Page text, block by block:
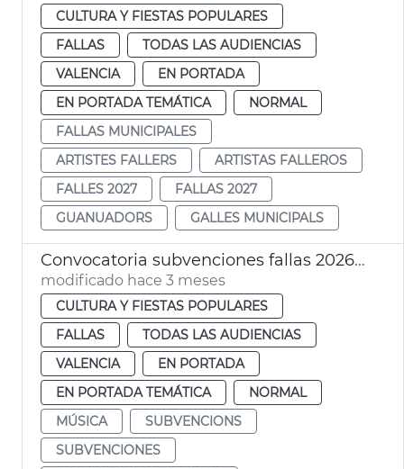
CULTURA Y FIESTAS POPULARES
FALLAS
TODAS LAS AUDIENCIAS
VALENCIA
EN PORTADA
EN PORTADA TEMÁTICA
NORMAL
FALLAS MUNICIPALES
ARTISTES FALLERS
ARTISTAS FALLEROS
FALLES 2027
FALLAS 2027
GUANUADORS
GALLES MUNICIPALS
Convocatoria subvenciones fallas 2026 agrupaciones musicales
modificado hace 3 meses
CULTURA Y FIESTAS POPULARES
FALLAS
TODAS LAS AUDIENCIAS
VALENCIA
EN PORTADA
EN PORTADA TEMÁTICA
NORMAL
MÚSICA
SUBVENCIONS
SUBVENCIONES